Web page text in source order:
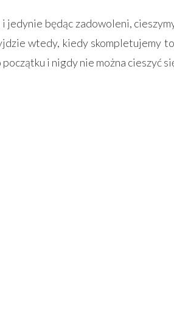
jedynie będąc zadowoleni,
wtedy, kiedy skompletujemy
i nigdy nie można cieszyć si